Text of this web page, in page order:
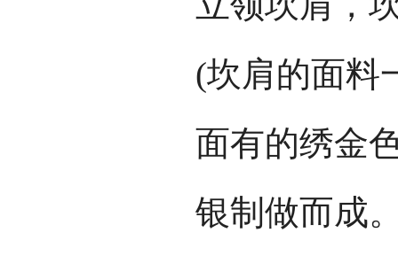
(坎肩的面料
面有的绣金
银制做而成